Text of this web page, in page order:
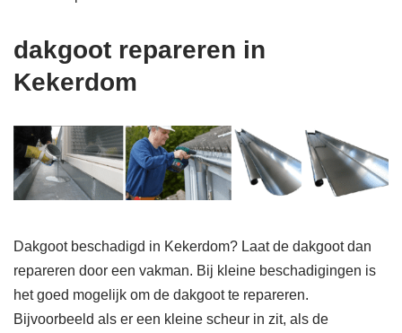
dakgoot repareren in
Kekerdom
Dakgoot beschadigd in Kekerdom? Laat de dakgoot dan
repareren door een vakman. Bij kleine beschadigingen is
het goed mogelijk om de dakgoot te repareren.
Bijvoorbeeld als er een kleine scheur in zit, als de